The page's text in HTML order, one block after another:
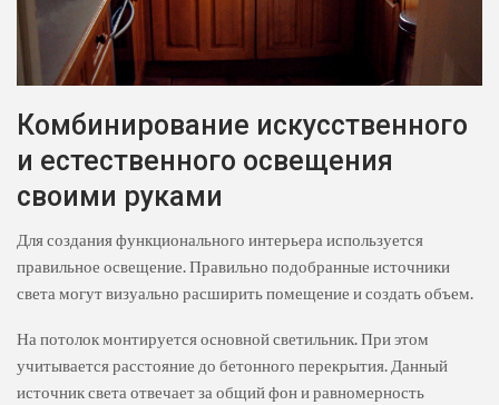
Комбинирование искусственного
и естественного освещения
своими руками
Для создания функционального интерьера используется
правильное освещение. Правильно подобранные источники
света могут визуально расширить помещение и создать объем.
На потолок монтируется основной светильник. При этом
учитывается расстояние до бетонного перекрытия. Данный
источник света отвечает за общий фон и равномерность